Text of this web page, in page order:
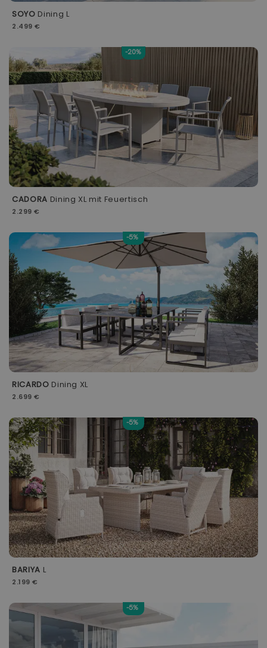
SOYO Dining L
2.499 €
-20%
CADORA Dining XL mit Feuertisch
2.299 €
-5%
RICARDO Dining XL
2.699 €
-5%
BARIYA L
2.199 €
-5%